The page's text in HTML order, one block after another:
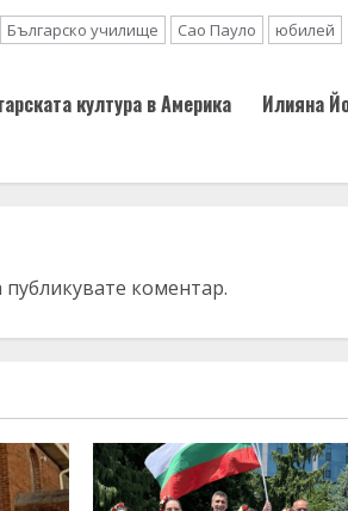
Българско училище Сао Пауло юбилей
култура в Америка
Илияна
публикувате коментар.